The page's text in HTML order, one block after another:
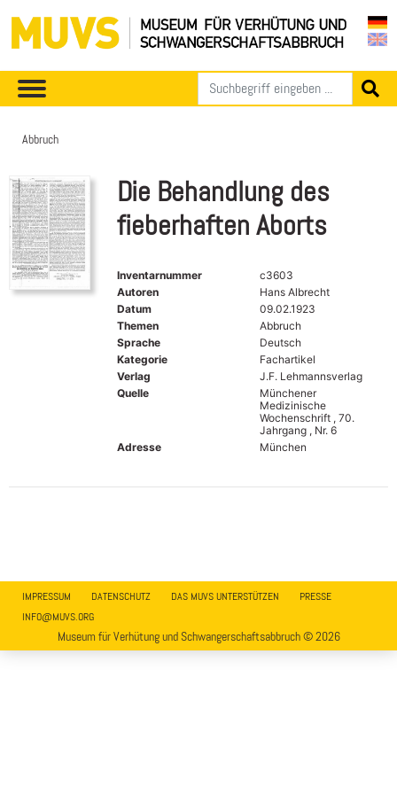
Abbruch
Die Behandlung des
fieberhaften Aborts
Inventarnummer
c3603
Autoren
Hans Albrecht
Datum
09.02.1923
Themen
Abbruch
Sprache
Deutsch
Kategorie
Fachartikel
Verlag
J.F. Lehmannsverlag
Quelle
Münchener
Medizinische
Wochenschrift , 70.
Jahrgang , Nr. 6
Adresse
München
IMPRESSUM DATENSCHUTZ DAS MUVS UNTERSTÜTZEN
PRESSE
INFO@MUVS.ORG
Museum für Verhütung und Schwangerschaftsabbruch © 2026